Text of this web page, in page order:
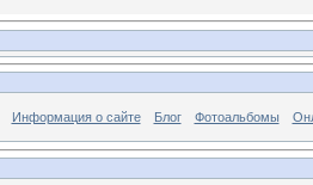
Информация о сайте Блог Фотоальбомы